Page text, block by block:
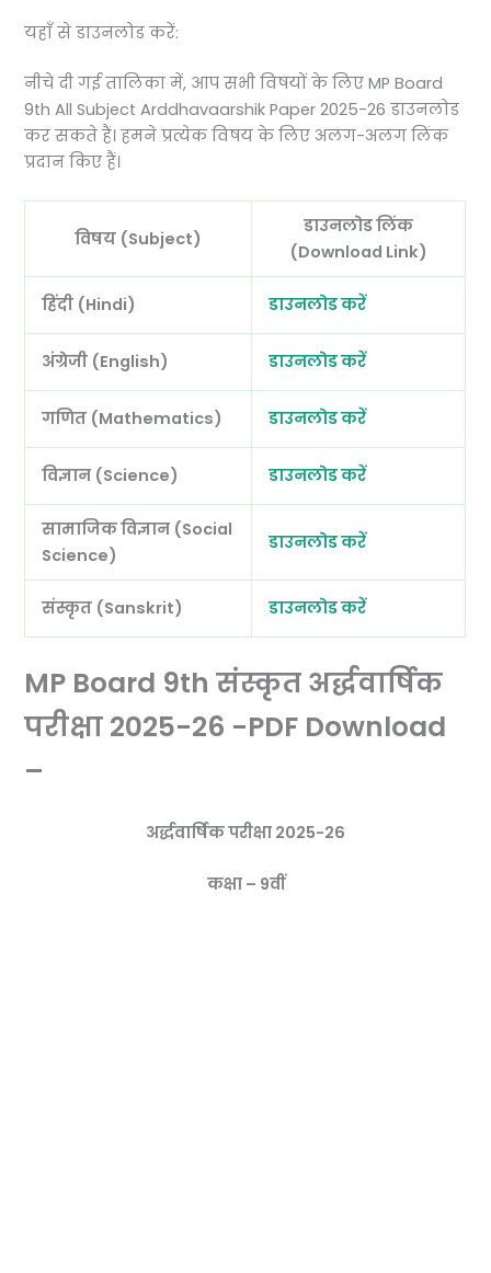
यहाँ से डाउनलोड करें:
नीचे दी गई तालिका में, आप सभी विषयों के लिए MP Board
9th All Subject Arddhavaarshik Paper 2025-26 डाउनलोड
कर सकते हैं। हमने प्रत्येक विषय के लिए अलग-अलग लिंक
प्रदान किए हैं।
विषय (Subject)
डाउनलोड लिंक
(Download Link)
हिंदी (Hindi) डाउनलोड करें
अंग्रेजी (English) डाउनलोड करें
गणित (Mathematics) डाउनलोड करें
विज्ञान (Science) डाउनलोड करें
सामाजिक विज्ञान (Social
Science)
डाउनलोड करें
संस्कृत (Sanskrit) डाउनलोड करें
MP Board 9th संस्कृत अर्द्धवार्षिक
परीक्षा 2025-26 -PDF Download
–
अर्द्धवार्षिक परीक्षा 2025-26
कक्षा – 9वीं